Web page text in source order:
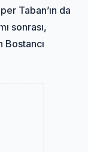
Taban’ın da
sonrası,
Bostancı